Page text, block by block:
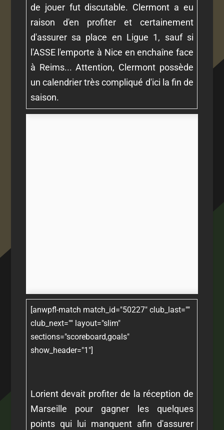
de jouer fut discutable. Clermont a eu
raison d'en profiter et certainement
d'assurer sa place en Ligue 1, sauf si
l'ASSE l'emporte à Nice en enchaîne face
à Reims... Attention, Clermont possède
un calendrier très compliqué d'ici la fin de
saison.
[anwpfl-match match_id="50227" club_last=""
club_next="" layout="slim"
sections="scoreboard,goals"
show_header="1"]
Lorient devait profiter de la réception de
Marseille pour gagner les quelques
points qui lui manquent afin d'assurer